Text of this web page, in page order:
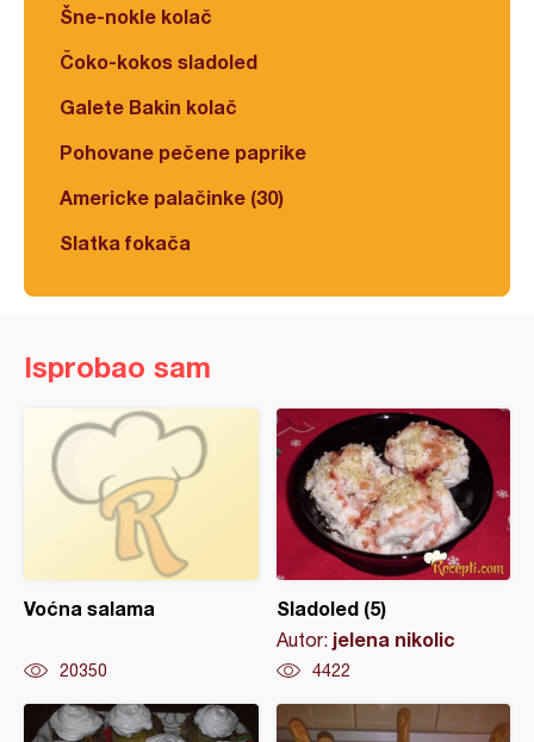
Šne-nokle kolač
Čoko-kokos sladoled
Galete Bakin kolač
Pohovane pečene paprike
Americke palačinke (30)
Slatka fokača
Isprobao sam
Voćna salama
20350
Sladoled (5)
Autor: jelena nikolic
4422